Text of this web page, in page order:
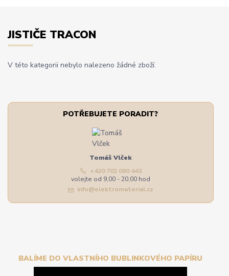
JISTIČE TRACON
V této kategorii nebylo nalezeno žádné zboží.
POTŘEBUJETE PORADIT?
Tomáš Vlček
+420 702 090 443
volejte od 9,00 - 20,00 hod
info@elektromaterial.cz
BALÍME DO VLASTNÍHO BUBLINKOVÉHO PAPÍRU